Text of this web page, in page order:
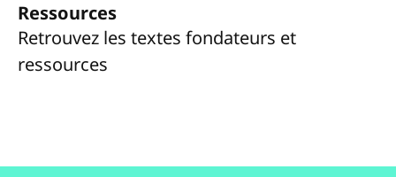
Ressources
Retrouvez les textes fondateurs et
ressources